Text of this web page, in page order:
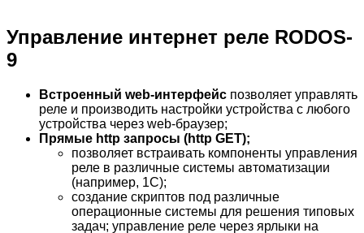
Управление интернет реле RODOS-
9
Встроенный web-интерфейс позволяет управлять
реле и производить настройки устройства с любого
устройства через web-браузер;
Прямые http запросы (http GET);
позволяет встраивать компоненты управления
реле в различные системы автоматизации
(например, 1С);
создание скриптов под различные
операционные системы для решения типовых
задач; управление реле через ярлыки на